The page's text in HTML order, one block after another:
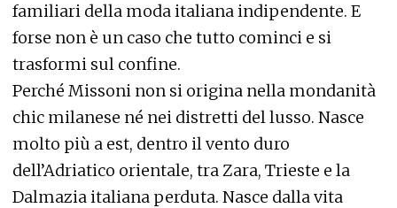
familiari della moda italiana indipendente. E
forse non è un caso che tutto cominci e si
trasformi sul confine.
Perché Missoni non si origina nella mondanità
chic milanese né nei distretti del lusso. Nasce
molto più a est, dentro il vento duro
dell’Adriatico orientale, tra Zara, Trieste e la
Dalmazia italiana perduta. Nasce dalla vita